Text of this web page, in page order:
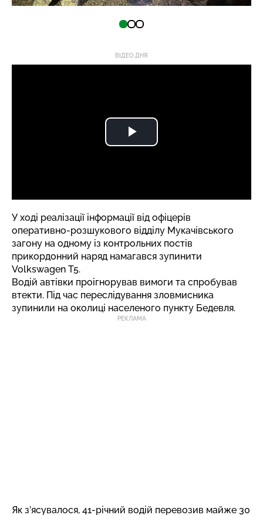
ВІДЕО ДНЯ
У ході реалізації інформації від офіцерів
оперативно-розшукового відділу Мукачівського
загону на одному із контрольних постів
прикордонний наряд намагався зупинити
Volkswagen Т5.
Водій автівки проігнорував вимоги та спробував
втекти. Під час переслідування зловмисника
зупинили на околиці населеного пункту Бедевля.
РЕКЛАМА
Як з’ясувалося, 41-річний водій перевозив майже 30